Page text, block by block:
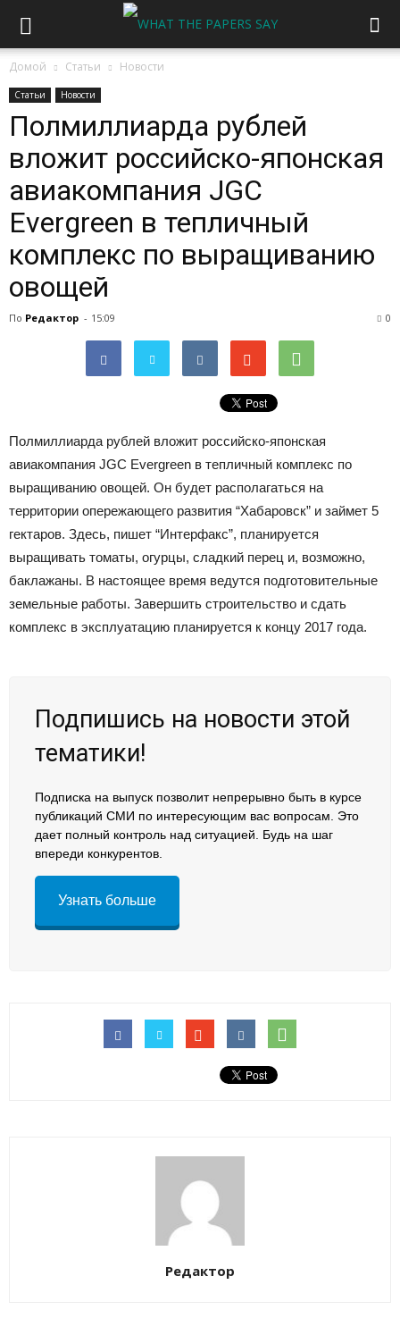
Домой Статьи Новости
Статьи Новости
Полмиллиарда рублей
вложит российско-японская
авиакомпания JGC
Evergreen в тепличный
комплекс по выращиванию
овощей
По Редактор - 15:09 0
Полмиллиарда рублей вложит российско-японская
авиакомпания JGC Evergreen в тепличный комплекс по
выращиванию овощей. Он будет располагаться на
территории опережающего развития “Хабаровск” и займет 5
гектаров. Здесь, пишет “Интерфакс”, планируется
выращивать томаты, огурцы, сладкий перец и, возможно,
баклажаны. В настоящее время ведутся подготовительные
земельные работы. Завершить строительство и сдать
комплекс в эксплуатацию планируется к концу 2017 года.
Подпишись на новости этой
тематики!
Подписка на выпуск позволит непрерывно быть в курсе
публикаций СМИ по интересующим вас вопросам. Это
дает полный контроль над ситуацией. Будь на шаг
впереди конкурентов.
Узнать больше
Редактор